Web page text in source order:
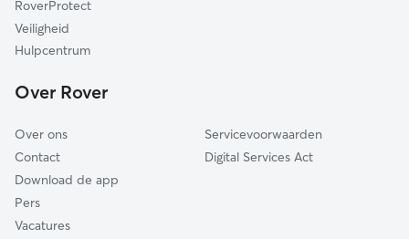
Nuth
Brunssum
Onderbanken
RoverProtect
Veiligheid
Hulpcentrum
Over Rover
Over ons
Contact
Download de app
Pers
Vacatures
Servicevoorwaarden
Digital Services Act